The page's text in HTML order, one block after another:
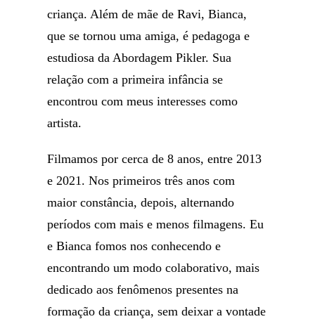
criança. Além de mãe de Ravi, Bianca,
que se tornou uma amiga, é pedagoga e
estudiosa da Abordagem Pikler. Sua
relação com a primeira infância se
encontrou com meus interesses como
artista.
Filmamos por cerca de 8 anos, entre 2013
e 2021. Nos primeiros três anos com
maior constância, depois, alternando
períodos com mais e menos filmagens. Eu
e Bianca fomos nos conhecendo e
encontrando um modo colaborativo, mais
dedicado aos fenômenos presentes na
formação da criança, sem deixar a vontade